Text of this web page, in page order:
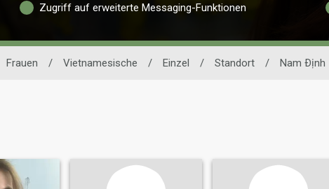
Zugriff auf erweiterte Messaging-Funktionen
Frauen / Vietnamesische / Einzel / Standort / Nam Ðịnh